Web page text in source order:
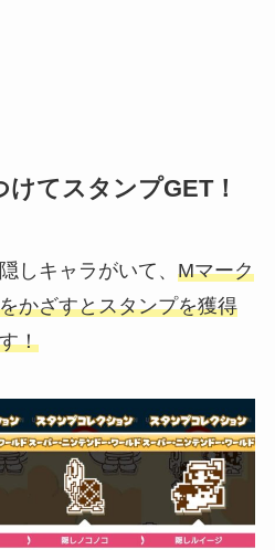
てスタンプGET！
しキャラがいて、 Mマーク
かざすとスタンプを獲得
！